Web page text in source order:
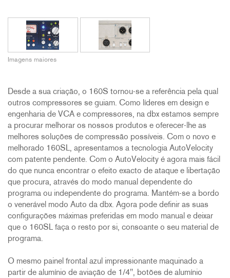
Imagens maiores
Desde a sua criação, o 160S tornou-se a referência pela qual
outros compressores se guiam. Como líderes em design e
engenharia de VCA e compressores, na dbx estamos sempre
a procurar melhorar os nossos produtos e oferecer-lhe as
melhores soluções de compressão possíveis. Com o novo e
melhorado 160SL, apresentamos a tecnologia AutoVelocity
com patente pendente. Com o AutoVelocity é agora mais fácil
do que nunca encontrar o efeito exacto de ataque e libertação
que procura, através do modo manual dependente do
programa ou independente do programa. Mantém-se a bordo
o venerável modo Auto da dbx. Agora pode definir as suas
configurações máximas preferidas em modo manual e deixar
que o 160SL faça o resto por si, consoante o seu material de
programa.
O mesmo painel frontal azul impressionante maquinado a
partir de alumínio de aviação de 1/4", botões de alumínio